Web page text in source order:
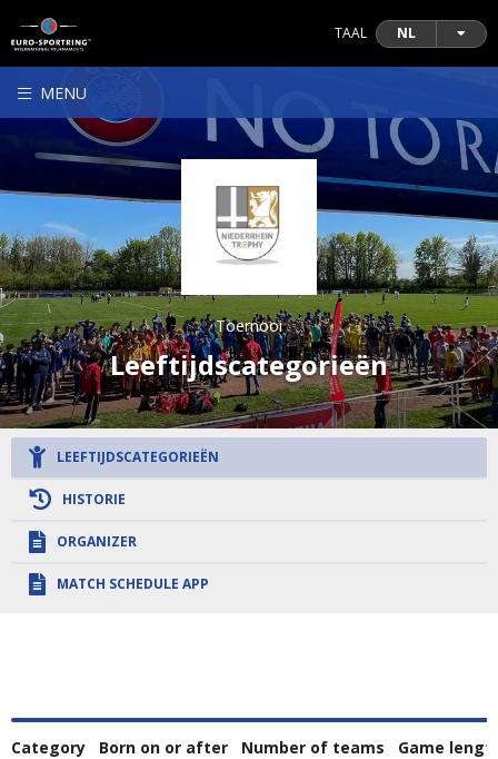
TAAL NL
MENU
Toernooi
Leeftijdscategorieën
LEEFTIJDSCATEGORIEËN
HISTORIE
ORGANIZER
MATCH SCHEDULE APP
Category Born on or after Number of teams Game